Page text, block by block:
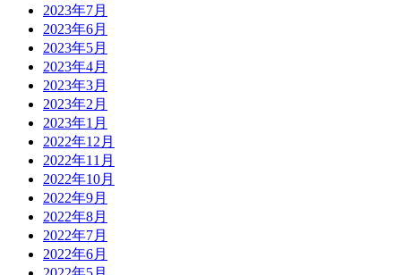
2023年7月
2023年6月
2023年5月
2023年4月
2023年3月
2023年2月
2023年1月
2022年12月
2022年11月
2022年10月
2022年9月
2022年8月
2022年7月
2022年6月